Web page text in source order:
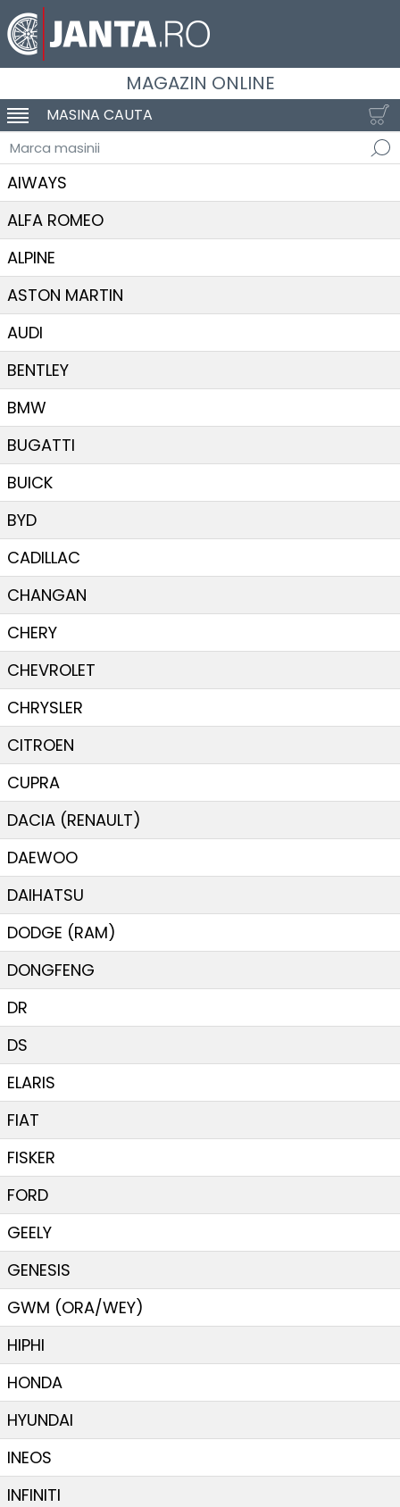
MAGAZIN ONLINE
SCHIMBA NAVIGAREA
MASINA CAUTA
Marca masinii
AIWAYS
ALFA ROMEO
ALPINE
ASTON MARTIN
AUDI
BENTLEY
BMW
BUGATTI
BUICK
BYD
CADILLAC
CHANGAN
CHERY
CHEVROLET
CHRYSLER
CITROEN
CUPRA
DACIA (RENAULT)
DAEWOO
DAIHATSU
DODGE (RAM)
DONGFENG
DR
DS
ELARIS
FIAT
FISKER
FORD
GEELY
GENESIS
GWM (ORA/WEY)
HIPHI
HONDA
HYUNDAI
INEOS
INFINITI